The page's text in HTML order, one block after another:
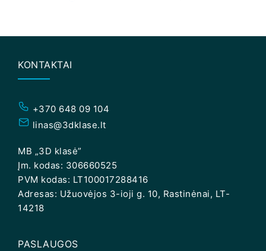
KONTAKTAI
+370 648 09 104
linas@3dklase.lt
MB „3D klasė”
Įm. kodas: 306660525
PVM kodas: LT100017288416
Adresas: Užuovėjos 3-ioji g. 10, Rastinėnai, LT-
14218
PASLAUGOS